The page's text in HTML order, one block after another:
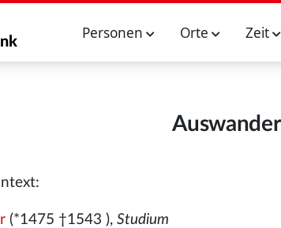
Personen Orte Zeit
(*1475 †1543 ),Studium